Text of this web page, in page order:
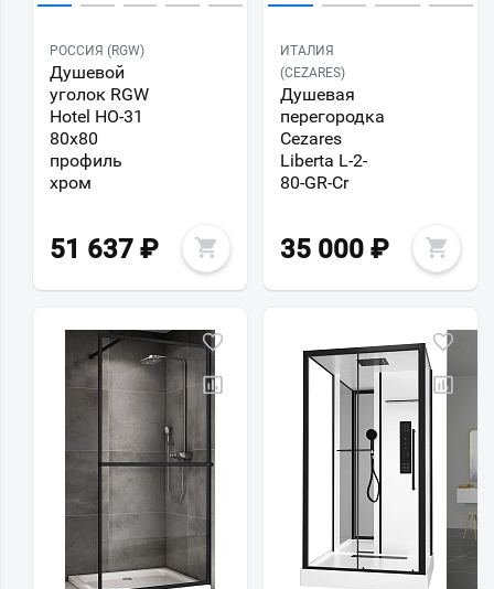
РОССИЯ (RGW)
Душевой
уголок RGW
Hotel HO-31
80х80
профиль
хром
51 637 ₽
ИТАЛИЯ
(CEZARES)
Душевая
перегородка
Cezares
Liberta L-2-
80-GR-Cr
35 000 ₽